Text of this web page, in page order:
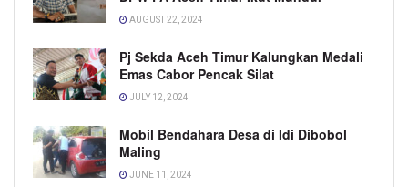
AUGUST 22, 2024
Pj Sekda Aceh Timur Kalungkan Medali
Emas Cabor Pencak Silat
JULY 12, 2024
Mobil Bendahara Desa di Idi Dibobol
Maling
JUNE 11, 2024